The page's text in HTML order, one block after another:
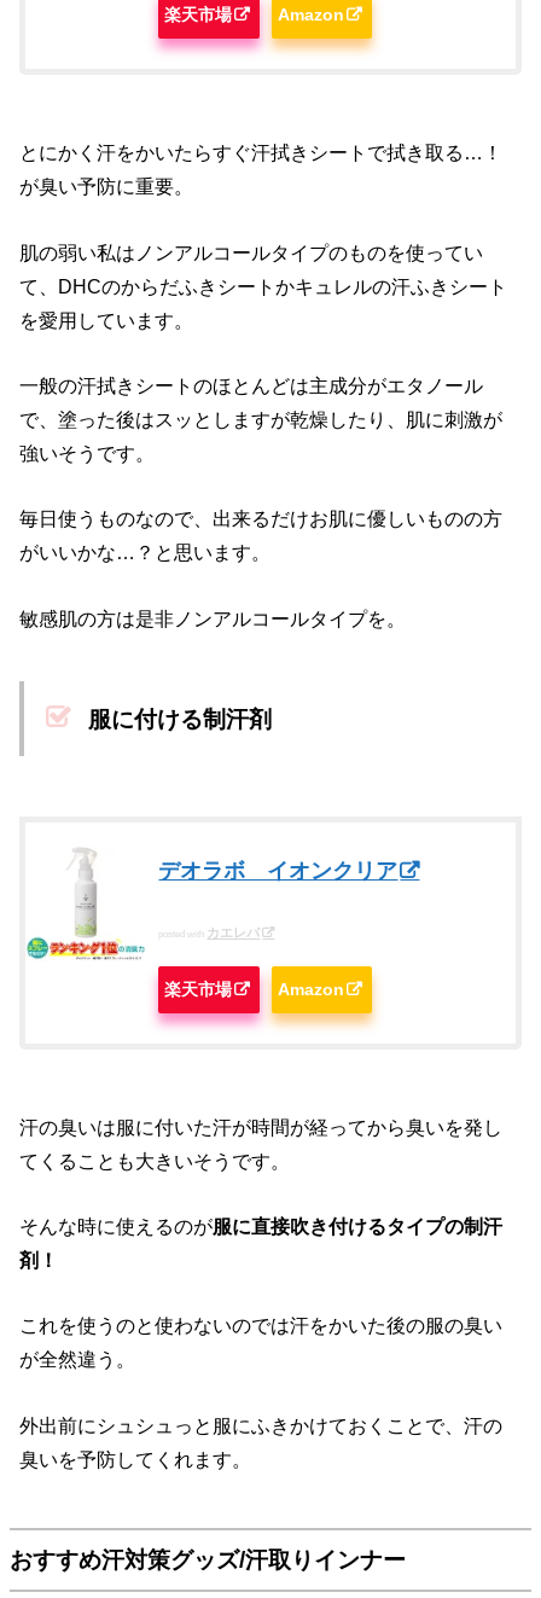
楽天市場 Amazon
とにかく汗をかいたらすぐ汗拭きシートで拭き取る…！
が臭い予防に重要。
肌の弱い私はノンアルコールタイプのものを使ってい
て、DHCのからだふきシートかキュレルの汗ふきシート
を愛用しています。
一般の汗拭きシートのほとんどは主成分がエタノール
で、塗った後はスッとしますが乾燥したり、肌に刺激が
強いそうです。
毎日使うものなので、出来るだけお肌に優しいものの方
がいいかな…？と思います。
敏感肌の方は是非ノンアルコールタイプを。
服に付ける制汗剤
デオラボ イオンクリア
posted with カエレバ
楽天市場 Amazon
汗の臭いは服に付いた汗が時間が経ってから臭いを発し
てくることも大きいそうです。
そんな時に使えるのが服に直接吹き付けるタイプの制汗
剤！
これを使うのと使わないのでは汗をかいた後の服の臭い
が全然違う。
外出前にシュシュっと服にふきかけておくことで、汗の
臭いを予防してくれます。
おすすめ汗対策グッズ/汗取りインナー